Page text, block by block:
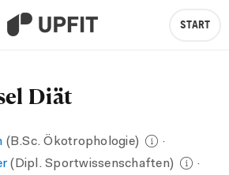
Diät
(B.Sc. Ökotrophologie)
·
(Dipl. Sportwissenschaften)
·
START